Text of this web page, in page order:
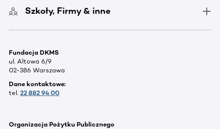
Szkoły, Firmy & inne
Fundacja DKMS
ul. Altowa 6/9
02-386 Warszawa
Dane kontaktowe:
tel. 22 882 94 00
Organizacja Pożytku Publicznego